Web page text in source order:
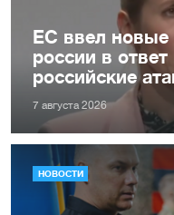
ЕС ввел новые
россии в
российские
7 августа 2026
НОВОСТИ